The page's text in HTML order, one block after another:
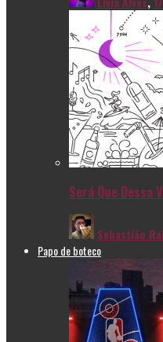
Será Que Dessa
Sebastião
Papo de boteco